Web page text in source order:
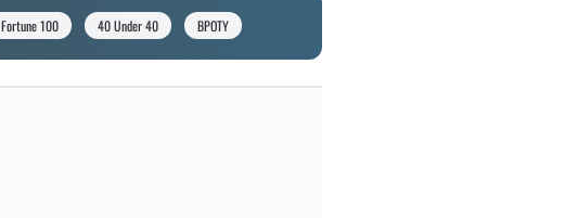
Fortune 100 40 Under 40 BPOTY